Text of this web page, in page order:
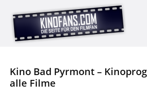
Kino Bad Pyrmont –
alle Filme